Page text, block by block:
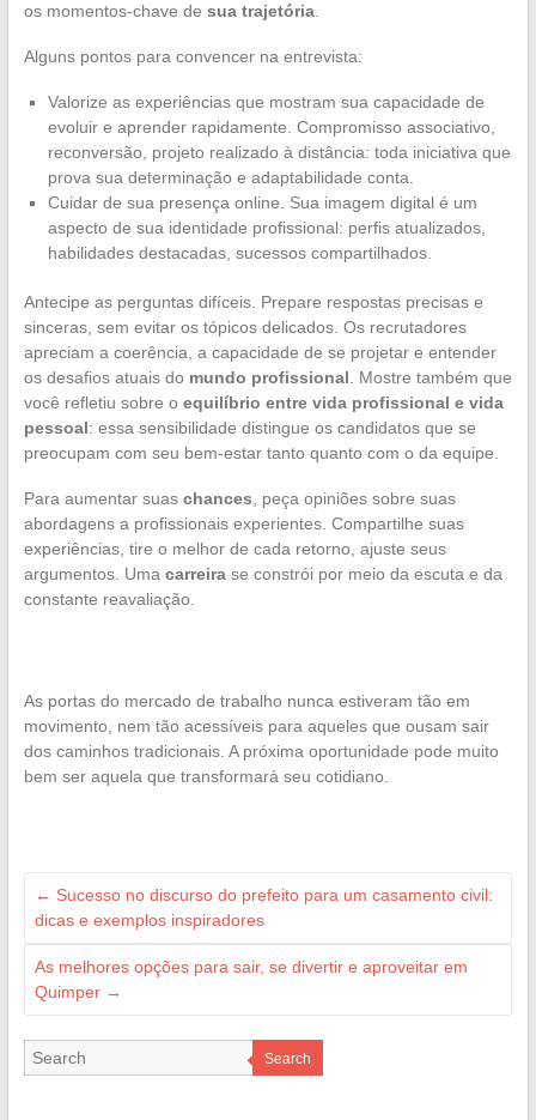
os momentos-chave de sua trajetória.
Alguns pontos para convencer na entrevista:
Valorize as experiências que mostram sua capacidade de
evoluir e aprender rapidamente. Compromisso associativo,
reconversão, projeto realizado à distância: toda iniciativa que
prova sua determinação e adaptabilidade conta.
Cuidar de sua presença online. Sua imagem digital é um
aspecto de sua identidade profissional: perfis atualizados,
habilidades destacadas, sucessos compartilhados.
Antecipe as perguntas difíceis. Prepare respostas precisas e
sinceras, sem evitar os tópicos delicados. Os recrutadores
apreciam a coerência, a capacidade de se projetar e entender
os desafios atuais do mundo profissional . Mostre também que
você refletiu sobre o equilíbrio entre vida profissional e vida
pessoal: essa sensibilidade distingue os candidatos que se
preocupam com seu bem-estar tanto quanto com o da equipe.
Para aumentar suas chances , peça opiniões sobre suas
abordagens a profissionais experientes. Compartilhe suas
experiências, tire o melhor de cada retorno, ajuste seus
argumentos. Uma carreirase constrói por meio da escuta e da
constante reavaliação.
As portas do mercado de trabalho nunca estiveram tão em
movimento, nem tão acessíveis para aqueles que ousam sair
dos caminhos tradicionais. A próxima oportunidade pode muito
bem ser aquela que transformará seu cotidiano.
← Sucesso no discurso do prefeito para um casamento civil:
dicas e exemplos inspiradores
As melhores opções para sair, se divertir e aproveitar em
Quimper →
Search